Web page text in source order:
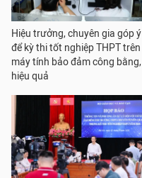
Hiệu trưởng, chuyên gia góp ý
để kỳ thi tốt nghiệp THPT trên
máy tính bảo đảm công bằng,
hiệu quả